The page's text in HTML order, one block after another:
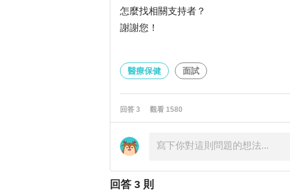
怎麼找相關支持者？
謝謝您！
醫療保健 面試
回答 3 觀看 1580
回答 3 則